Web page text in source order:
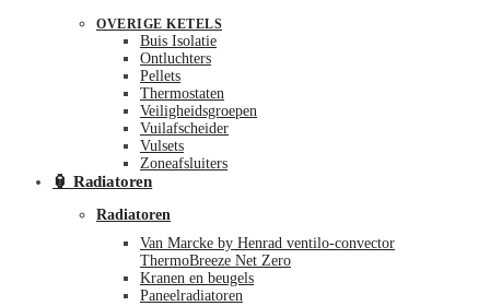
OVERIGE KETELS
Buis Isolatie
Ontluchters
Pellets
Thermostaten
Veiligheidsgroepen
Vuilafscheider
Vulsets
Zoneafsluiters
🏮 Radiatoren
Radiatoren
Van Marcke by Henrad ventilo-convector
ThermoBreeze Net Zero
Kranen en beugels
Paneelradiatoren